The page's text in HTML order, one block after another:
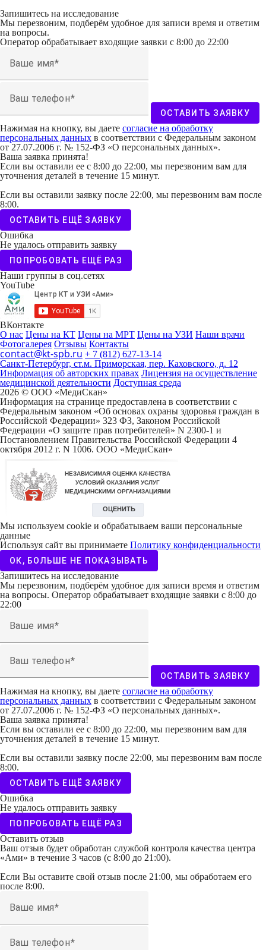
Запишитесь на исследование
Мы перезвоним, подберём удобное для записи время и ответим
на вопросы.
Оператор обрабатывает входящие заявки с 8:00 до 22:00
Ваше имя
Ваш телефон
ОСТАВИТЬ ЗАЯВКУ
Нажимая на кнопку, вы даете согласие на обработку
персональных данных в соответствии с Федеральным законом
от 27.07.2006 г. № 152-ФЗ «О персональных данных».
Ваша заявка принята!
Если вы оставили ее с 8:00 до 22:00, мы перезвоним вам для
уточнения деталей в течение 15 минут.
Если вы оставили заявку после 22:00, мы перезвоним вам после
8:00.
ОСТАВИТЬ ЕЩЁ ЗАЯВКУ
Ошибка
Не удалось отправить заявку
ПОПРОБОВАТЬ ЕЩЁ РАЗ
Наши группы в соц.сетях
YouTube
ВКонтакте
О нас Цены на КТ Цены на МРТ Цены на УЗИ Наши врачи
Фотогалерея Отзывы Контакты
contact@kt-spb.ru + 7 (812) 627-13-14
Санкт-Петербург, ст.м. Приморская, пер. Каховского, д. 12
Информация об авторских правах Лицензия на осуществление
медицинской деятельности Доступная среда
2026 © ООО «МедиCкан»
Информация на странице предоставлена в соответствии с
Федеральным законом «Об основах охраны здоровья граждан в
Российской Федерации» 323 ФЗ, Законом Российской
Федерации «О защите прав потребителей» N 2300-1 и
Постановлением Правительства Российской Федерации 4
октября 2012 г. N 1006. ООО «МедиСкан»
Мы используем cookie и обрабатываем ваши персональные
данные
Используя сайт вы принимаете Политику конфиденциальности
ОК, БОЛЬШЕ НЕ ПОКАЗЫВАТЬ
Запишитесь на исследование
Мы перезвоним, подберём удобное для записи время и ответим
на вопросы. Оператор обрабатывает входящие заявки с 8:00 до
22:00
Ваше имя
Ваш телефон
ОСТАВИТЬ ЗАЯВКУ
Нажимая на кнопку, вы даете согласие на обработку
персональных данных в соответствии с Федеральным законом
от 27.07.2006 г. № 152-ФЗ «О персональных данных».
Ваша заявка принята!
Если вы оставили ее с 8:00 до 22:00, мы перезвоним вам для
уточнения деталей в течение 15 минут.
Если вы оставили заявку после 22:00, мы перезвоним вам после
8:00.
ОСТАВИТЬ ЕЩЁ ЗАЯВКУ
Ошибка
Не удалось отправить заявку
ПОПРОБОВАТЬ ЕЩЁ РАЗ
Оставить отзыв
Ваш отзыв будет обработан службой контроля качества центра
«Ами» в течение 3 часов (с 8:00 до 21:00).
Если Вы оставите свой отзыв после 21:00, мы обработаем его
после 8:00.
Ваше имя
Ваш телефон